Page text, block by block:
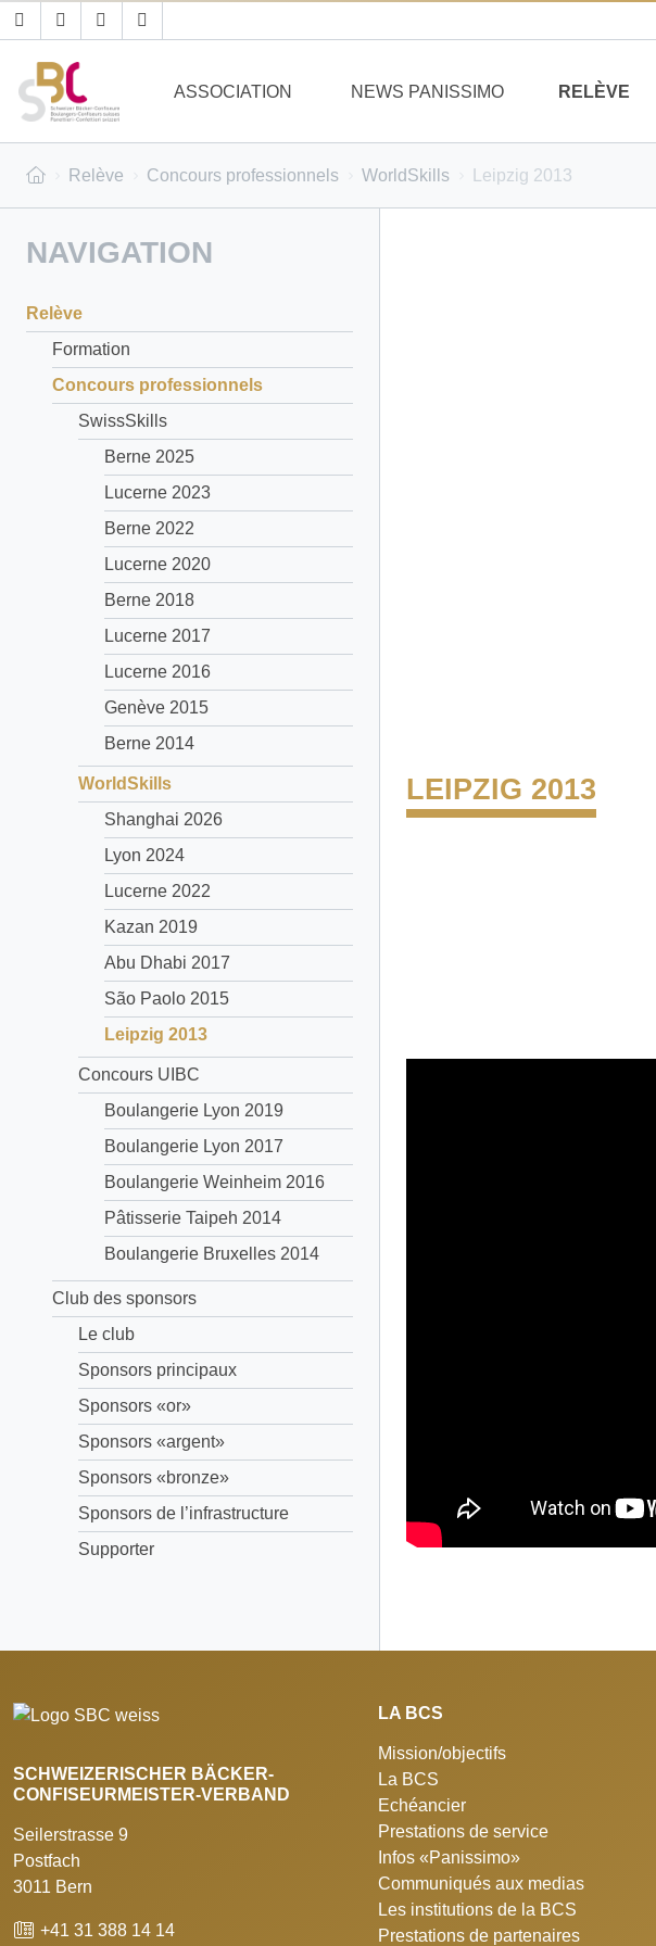
ASSOCIATION NEWS PANISSIMO RELÈVE
Relève Concours professionnels WorldSkills Leipzig 2013
NAVIGATION
Relève
Formation
Concours professionnels
SwissSkills
Berne 2025
Lucerne 2023
Berne 2022
Lucerne 2020
Berne 2018
Lucerne 2017
Lucerne 2016
Genève 2015
Berne 2014
WorldSkills
Shanghai 2026
Lyon 2024
Lucerne 2022
Kazan 2019
Abu Dhabi 2017
São Paolo 2015
Leipzig 2013
Concours UIBC
Boulangerie Lyon 2019
Boulangerie Lyon 2017
Boulangerie Weinheim 2016
Pâtisserie Taipeh 2014
Boulangerie Bruxelles 2014
Club des sponsors
Le club
Sponsors principaux
Sponsors «or»
Sponsors «argent»
Sponsors «bronze»
Sponsors de l’infrastructure
Supporter
LEIPZIG 2013
SCHWEIZERISCHER BÄCKER-
CONFISEURMEISTER-VERBAND
Seilerstrasse 9
Postfach
3011 Bern
+41 31 388 14 14
LA BCS
Mission/objectifs
La BCS
Echéancier
Prestations de service
Infos «Panissimo»
Communiqués aux medias
Les institutions de la BCS
Prestations de partenaires